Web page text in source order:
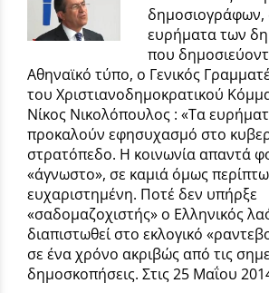
δημοσιογράφων,
ευρήματα των
που
Αθηναϊκό τύπο, ο Γενικός
του Χριστιανοδημοκρατικού
Νίκος Νικολόπουλος : «Τα
προκαλούν εφησυχασμό στο
στρατόπεδο. Η κοινωνία απαντά
«άγνωστο», σε καμιά όμως
ευχαριστημένη. Ποτέ δεν υπήρξε
«σαδομαζοχιστής» ο Ελληνικός
διαπιστωθεί στο εκλογικό
σε ένα χρόνο ακριβώς από τις
δημοσκοπήσεις. Στις 25 Μαΐου